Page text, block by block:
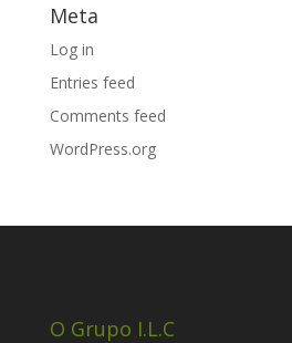
Meta
Log in
Entries feed
Comments feed
WordPress.org
O Grupo I.L.C